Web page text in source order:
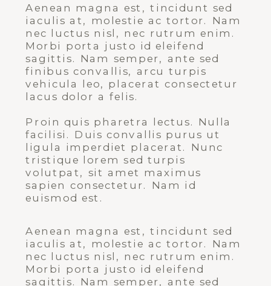
Aenean magna est, tincidunt sed
iaculis at, molestie ac tortor. Nam
nec luctus nisl, nec rutrum enim.
Morbi porta justo id eleifend
sagittis. Nam semper, ante sed
finibus convallis, arcu turpis
vehicula leo, placerat consectetur
lacus dolor a felis.
Proin quis pharetra lectus. Nulla
facilisi. Duis convallis purus ut
ligula imperdiet placerat. Nunc
tristique lorem sed turpis
volutpat, sit amet maximus
sapien consectetur. Nam id
euismod est.
Aenean magna est, tincidunt sed
iaculis at, molestie ac tortor. Nam
nec luctus nisl, nec rutrum enim.
Morbi porta justo id eleifend
sagittis. Nam semper, ante sed